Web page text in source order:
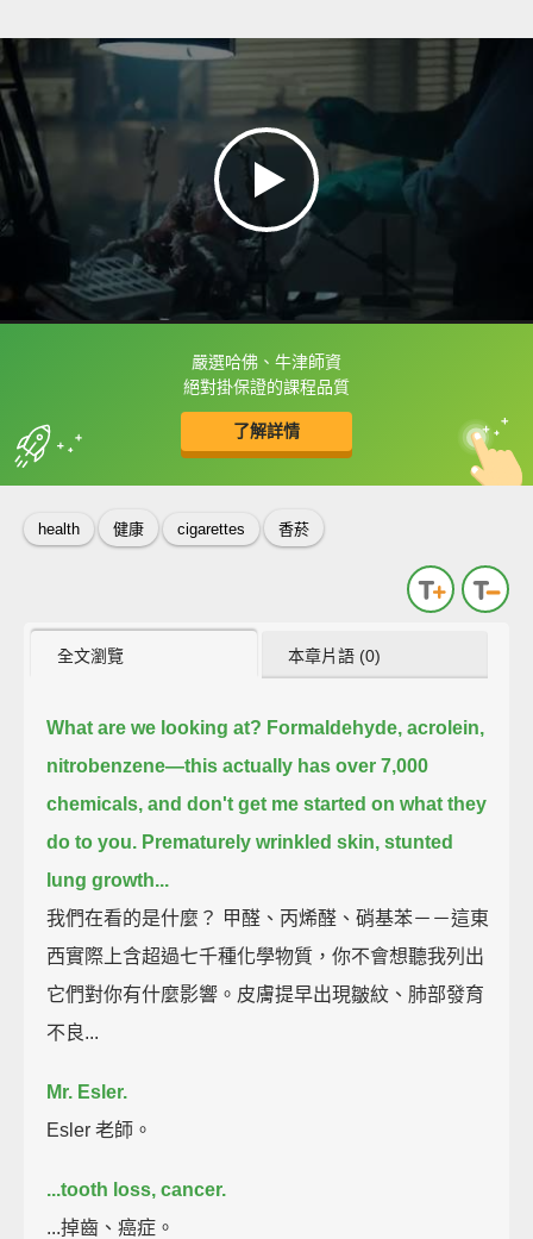
嚴選哈佛、牛津師資
絕對掛保證的課程品質
了解詳情
框選或點兩下字幕可以直接查字典喔！
收錄佳句 中
英
health 健康 cigarettes 香菸
全文瀏覽 本章片語 (0)
What are we looking at? Formaldehyde, acrolein,
nitrobenzene—this actually has over 7,000
chemicals, and don't get me started on what they
do to you. Prematurely wrinkled skin, stunted
lung growth...
我們在看的是什麼？ 甲醛、丙烯醛、硝基苯－－這東
西實際上含超過七千種化學物質，你不會想聽我列出
它們對你有什麼影響。皮膚提早出現皺紋、肺部發育
不良...
Mr. Esler.
Esler 老師。
...tooth loss, cancer.
...掉齒、癌症。